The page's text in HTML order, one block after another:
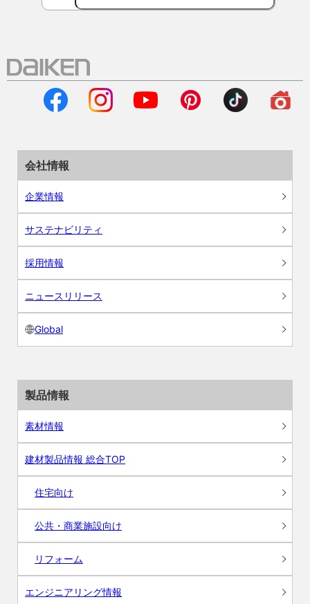
会社情報
企業情報
サステナビリティ
採用情報
ニュースリリース
Global
製品情報
素材情報
建材製品情報 総合TOP
住宅向け
公共・商業施設向け
リフォーム
エンジニアリング情報